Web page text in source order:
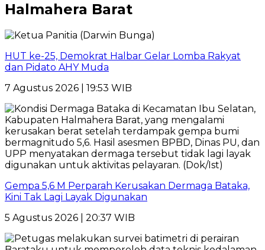
Halmahera Barat
HUT ke-25, Demokrat Halbar Gelar Lomba Rakyat
dan Pidato AHY Muda
7 Agustus 2026 | 19:53 WIB
Gempa 5,6 M Perparah Kerusakan Dermaga Bataka,
Kini Tak Lagi Layak Digunakan
5 Agustus 2026 | 20:37 WIB